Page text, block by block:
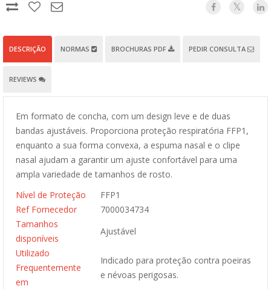
DESCRIÇÃO NORMAS BROCHURAS PDF PEDIR CONSULTA
REVIEWS
Em formato de concha, com um design leve e de duas
bandas ajustáveis. Proporciona proteção respiratória FFP1,
enquanto a sua forma convexa, a espuma nasal e o clipe
nasal ajudam a garantir um ajuste confortável para uma
ampla variedade de tamanhos de rosto.
Nível de Proteção
FFP1
Ref Fornecedor
7000034734
Tamanhos
disponíveis
Ajustável
Utilizado
Frequentemente
em
Indicado para proteção contra poeiras
e névoas perigosas.